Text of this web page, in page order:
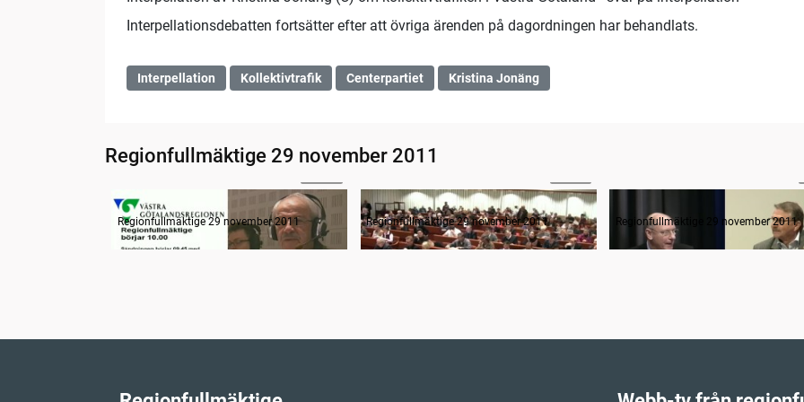
Interpellationsdebatten fortsätter efter att övriga ärenden på dagordningen har behandlats.
Interpellation Kollektivtrafik Centerpartiet Kristina Jonäng
Regionfullmäktige 29 november 2011
Radion informerar
Regionfullmäktige 29 november 2011
Sammanträdets öppnande
Regionfullmäktige 29 november 2011 Regionfullmäktige 29 november 2011